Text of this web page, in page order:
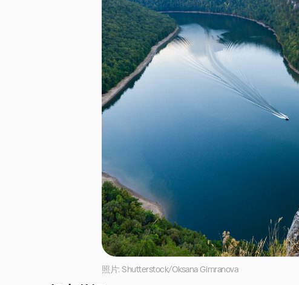
照片: Shutterstock/Oksana Gimranova